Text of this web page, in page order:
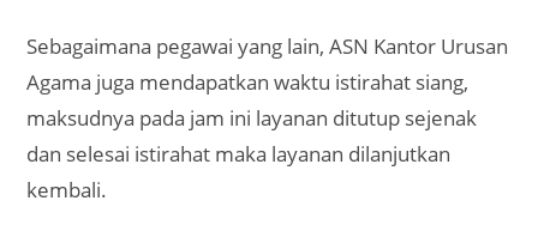
Sebagaimana pegawai yang lain, ASN Kantor Urusan
Agama juga mendapatkan waktu istirahat siang,
maksudnya pada jam ini layanan ditutup sejenak
dan selesai istirahat maka layanan dilanjutkan
kembali.